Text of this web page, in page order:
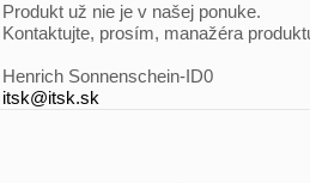
Produkt už nie je v našej ponuke.
Kontaktujte, prosím, manažéra
Henrich Sonnenschein-ID0
itsk@itsk.sk